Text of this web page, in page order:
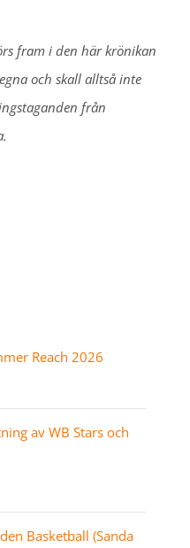
fram i den här krönikan
och skall alltså inte
från
Reach 2026
av WB Stars och
Basketball (Sanda